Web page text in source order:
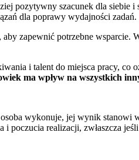
pozytywny szacunek dla
dla poprawy wydajności zadań.
aby zapewnić potrzebne wsparcie.
i talent do miejsca pracy, co
ma wpływ na wszystkich
wykonuje, jej wynik stanowi
poczucia realizacji, zwłaszcza